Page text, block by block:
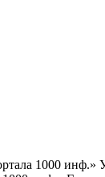
1000 инф.»